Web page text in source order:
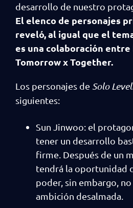
desarrollo de nuestro
El elenco de personajes
reveló, al igual que el
es una colaboración entre
Tomorrow x Together.
Los personajes de Solo
siguientes:
Sun Jinwoo: el
tener un desarrollo
firme. Después de un
tendrá la oportunidad
poder, sin embargo,
ambición desalmada.